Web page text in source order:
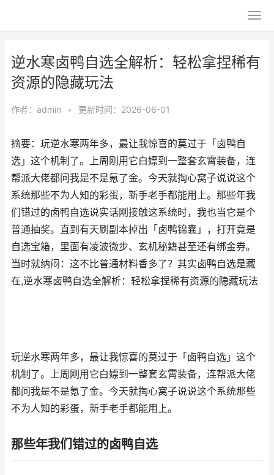
逆水寒卤鸭自选全解析：轻松拿捏稀有
资源的隐藏玩法
作者： admin • 更新时间：2026-06-01
摘要：玩逆水寒两年多，最让我惊喜的莫过于「卤鸭自
选」这个机制了。上周刚用它白嫖到一整套玄霄装备，连
帮派大佬都问我是不是氪了金。今天就掏心窝子说说这个
系统那些不为人知的彩蛋，新手老手都能用上。那些年我
们错过的卤鸭自选说实话刚接触这系统时，我也当它是个
普通抽奖。直到有天刷副本掉出「卤鸭锦囊」，打开竟是
自选宝箱，里面有凌波微步、玄机秘籍甚至还有绑金券。
当时就纳闷：这不比普通材料香多了？其实卤鸭自选是藏
在,逆水寒卤鸭自选全解析：轻松拿捏稀有资源的隐藏玩法
玩逆水寒两年多，最让我惊喜的莫过于「卤鸭自选」这个
机制了。上周刚用它白嫖到一整套玄霄装备，连帮派大佬
都问我是不是氪了金。今天就掏心窝子说说这个系统那些
不为人知的彩蛋，新手老手都能用上。
那些年我们错过的卤鸭自选